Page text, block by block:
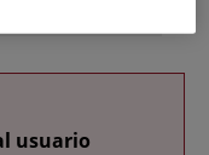
usuario